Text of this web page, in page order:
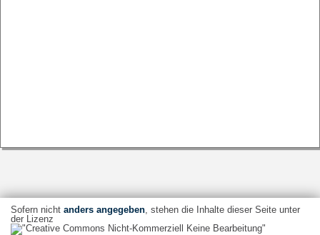
Sofern nicht anders angegeben, stehen die Inhalte dieser Seite unter
der Lizenz